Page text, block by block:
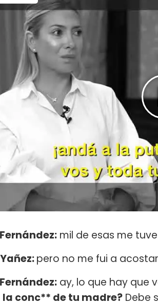
mil de esas me
pero no me fui a
ay, lo que hay que
la conc** de tu madre? Debe